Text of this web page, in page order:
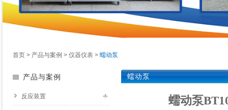
首页 > 产品与案例 > 仪器仪表 > 蠕动泵
产品与案例
反应装置
蠕动泵
蠕动泵